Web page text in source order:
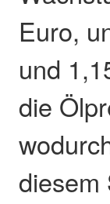
Euro,
und
die
diesem